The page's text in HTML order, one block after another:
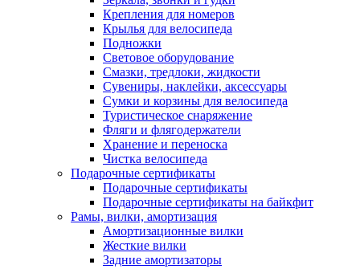
Крепления для номеров
Крылья для велосипеда
Подножки
Световое оборудование
Смазки, тредлоки, жидкости
Сувениры, наклейки, аксессуары
Сумки и корзины для велосипеда
Туристическое снаряжение
Фляги и флягодержатели
Хранение и переноска
Чистка велосипеда
Подарочные сертификаты
Подарочные сертификаты
Подарочные сертификаты на байкфит
Рамы, вилки, амортизация
Амортизационные вилки
Жесткие вилки
Задние амортизаторы